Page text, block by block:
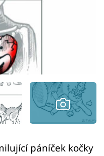
páníček kočky